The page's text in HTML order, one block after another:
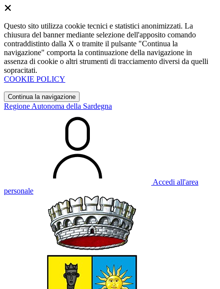
Questo sito utilizza cookie tecnici e statistici anonimizzati. La
chiusura del banner mediante selezione dell'apposito comando
contraddistinto dalla X o tramite il pulsante "Continua la
navigazione" comporta la continuazione della navigazione in
assenza di cookie o altri strumenti di tracciamento diversi da quelli
sopracitati.
COOKIE POLICY
Continua la navigazione
Regione Autonoma della Sardegna
Accedi all'area
personale